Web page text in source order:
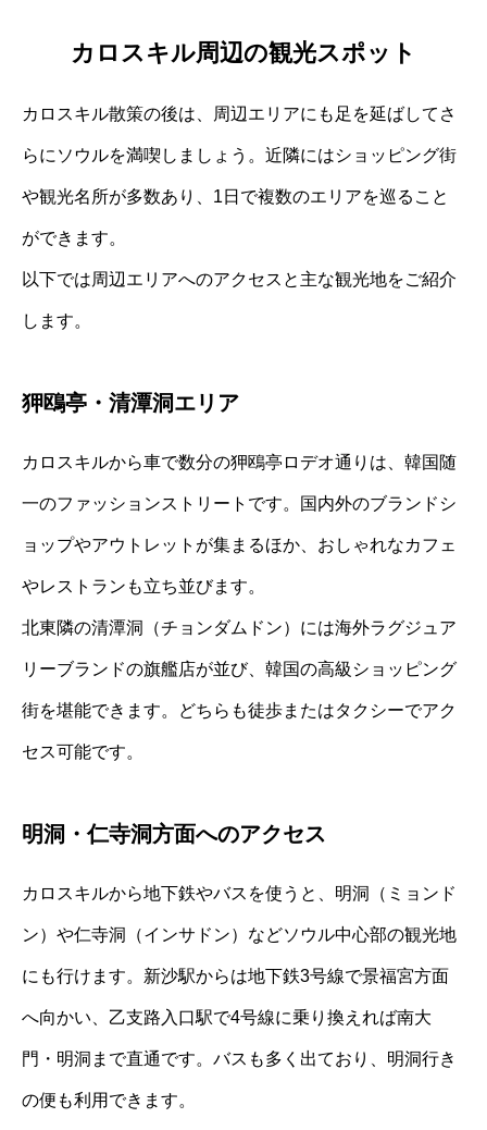
カロスキル周辺の観光スポット
カロスキル散策の後は、周辺エリアにも足を延ばしてさ
らにソウルを満喫しましょう。近隣にはショッピング街
や観光名所が多数あり、1日で複数のエリアを巡ること
ができます。
以下では周辺エリアへのアクセスと主な観光地をご紹介
します。
狎鴎亭・清潭洞エリア
カロスキルから車で数分の狎鴎亭ロデオ通りは、韓国随
一のファッションストリートです。国内外のブランドシ
ョップやアウトレットが集まるほか、おしゃれなカフェ
やレストランも立ち並びます。
北東隣の清潭洞（チョンダムドン）には海外ラグジュア
リーブランドの旗艦店が並び、韓国の高級ショッピング
街を堪能できます。どちらも徒歩またはタクシーでアク
セス可能です。
明洞・仁寺洞方面へのアクセス
カロスキルから地下鉄やバスを使うと、明洞（ミョンド
ン）や仁寺洞（インサドン）などソウル中心部の観光地
にも行けます。新沙駅からは地下鉄3号線で景福宮方面
へ向かい、乙支路入口駅で4号線に乗り換えれば南大
門・明洞まで直通です。バスも多く出ており、明洞行き
の便も利用できます。